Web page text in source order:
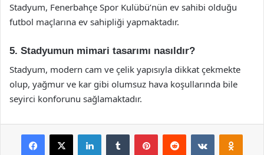
Stadyum, Fenerbahçe Spor Kulübü’nün ev sahibi olduğu
futbol maçlarına ev sahipliği yapmaktadır.
5. Stadyumun mimari tasarımı nasıldır?
Stadyum, modern cam ve çelik yapısıyla dikkat çekmekte
olup, yağmur ve kar gibi olumsuz hava koşullarında bile
seyirci konforunu sağlamaktadır.
Facebook
X LinkedInTumblr PinterestReddit VKontakte